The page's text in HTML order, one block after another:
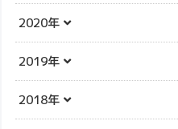
2020年
2019年
2018年